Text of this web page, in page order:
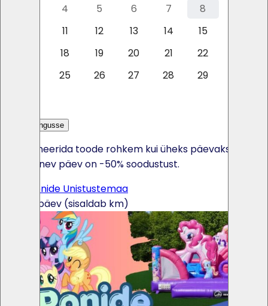
4 5 6 7 8
11 12 13 14 15
18 19 20 21 22
25 26 27 28 29
Lisa päringusse
Kui broneerida toode rohkem kui üheks päevaks, siis
iga järgnev päev on -50% soodustust.
UUS! Ponide Unistustemaa
165€ / päev (sisaldab km)